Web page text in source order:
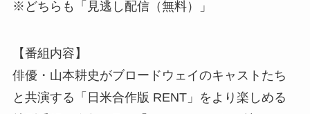
※どちらも「見逃し配信（無料）」
【番組内容】
俳優・山本耕史がブロードウェイのキャストたち
と共演する「日米合作版 RENT」をより楽しめる